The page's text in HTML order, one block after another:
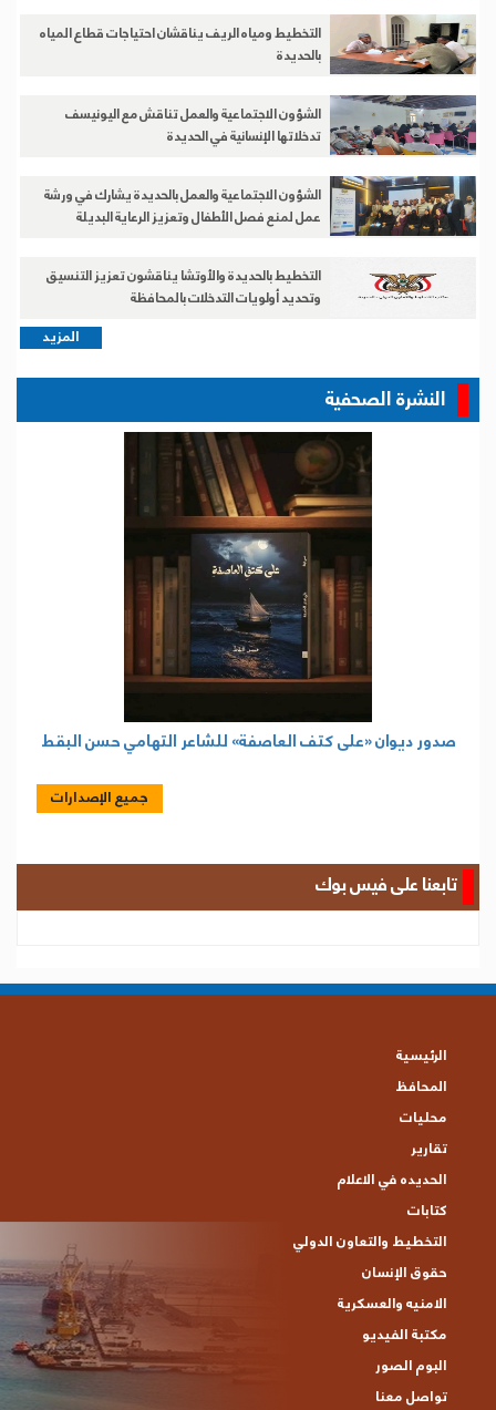
التخطيط ومياه الريف يناقشان احتياجات قطاع المياه
بالحديدة
الشؤون الاجتماعية والعمل تناقش مع اليونيسف
تدخلاتها الإنسانية في الحديدة
الشؤون الاجتماعية والعمل بالحديدة يشارك في ورشة
عمل لمنع فصل الأطفال وتعزيز الرعاية البديلة
التخطيط بالحديدة والأوتشا يناقشون تعزيز التنسيق
وتحديد أولويات التدخلات بالمحافظة
المزيد
النشرة الصحفية
صدور ديوان «على كتف العاصفة» للشاعر التهامي حسن البقط
جميع الإصدارات
تابعنا على فيس بوك
الرئيسية
المحافظ
محليات
تقارير
الحديده في الاعلام
كتابات
التخطيط والتعاون الدولي
حقوق الإنسان
الامنيه والعسكرية
مكتبة الفيديو
البوم الصور
تواصل معنا